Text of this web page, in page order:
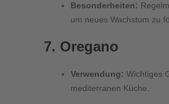
Besonderheiten:
um neues Wachstum zu
7. Oregano
Verwendung: Wichtiges
mediterranen Küche.